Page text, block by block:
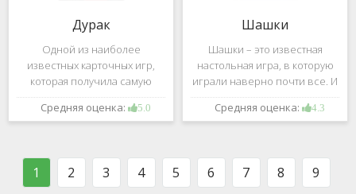
Дурак
Одной из наиболее
известных карточных игр,
которая получила самую
большую известность среди
всех людей всех возрастных
такого человека, который бы
Средняя оценка: 5.0
Шашки
Шашки – это известная
настольная игра, в которую
играли наверно почти все. И
это не странно. Эта игра
имеет не сложные правила и
свободное время, но
Средняя оценка: 4.3
1 2 3 4 5 6 7 8 9